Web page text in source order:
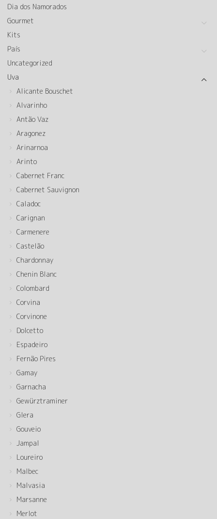
Dia dos Namorados
Gourmet
Kits
País
Uncategorized
Uva
Alicante Bouschet
Alvarinho
Antão Vaz
Aragonez
Arinarnoa
Arinto
Cabernet Franc
Cabernet Sauvignon
Caladoc
Carignan
Carmenere
Castelão
Chardonnay
Chenin Blanc
Colombard
Corvina
Corvinone
Dolcetto
Espadeiro
Fernão Pires
Gamay
Garnacha
Gewürztraminer
Glera
Gouveio
Jampal
Loureiro
Malbec
Malvasia
Marsanne
Merlot